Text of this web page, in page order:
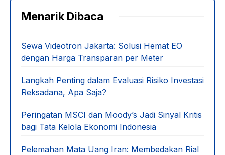
Menarik Dibaca
Sewa Videotron Jakarta: Solusi Hemat EO
dengan Harga Transparan per Meter
Langkah Penting dalam Evaluasi Risiko Investasi
Reksadana, Apa Saja?
Peringatan MSCI dan Moody’s Jadi Sinyal Kritis
bagi Tata Kelola Ekonomi Indonesia
Pelemahan Mata Uang Iran: Membedakan Rial